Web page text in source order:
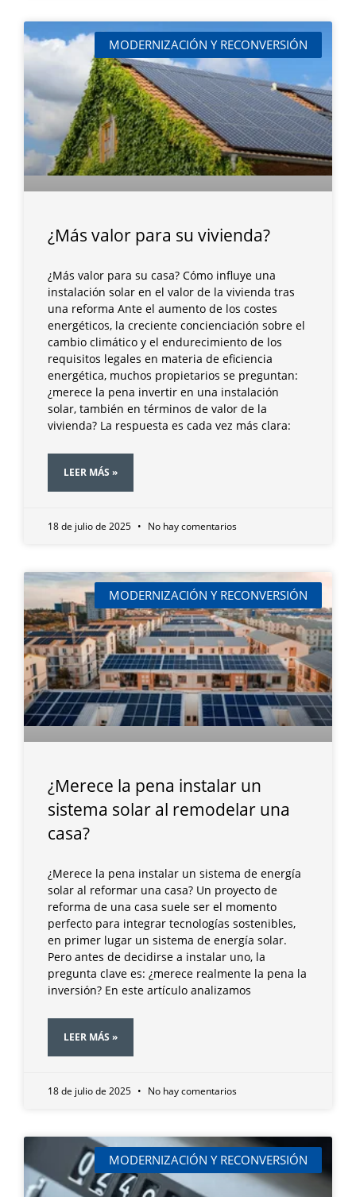
MODERNIZACIÓN Y RECONVERSIÓN
¿Más valor para su vivienda?
¿Más valor para su casa? Cómo influye una
instalación solar en el valor de la vivienda tras
una reforma Ante el aumento de los costes
energéticos, la creciente concienciación sobre el
cambio climático y el endurecimiento de los
requisitos legales en materia de eficiencia
energética, muchos propietarios se preguntan:
¿merece la pena invertir en una instalación
solar, también en términos de valor de la
vivienda? La respuesta es cada vez más clara:
LEER MÁS »
18 de julio de 2025 No hay comentarios
MODERNIZACIÓN Y RECONVERSIÓN
¿Merece la pena instalar un
sistema solar al remodelar una
casa?
¿Merece la pena instalar un sistema de energía
solar al reformar una casa? Un proyecto de
reforma de una casa suele ser el momento
perfecto para integrar tecnologías sostenibles,
en primer lugar un sistema de energía solar.
Pero antes de decidirse a instalar uno, la
pregunta clave es: ¿merece realmente la pena la
inversión? En este artículo analizamos
LEER MÁS »
18 de julio de 2025 No hay comentarios
MODERNIZACIÓN Y RECONVERSIÓN